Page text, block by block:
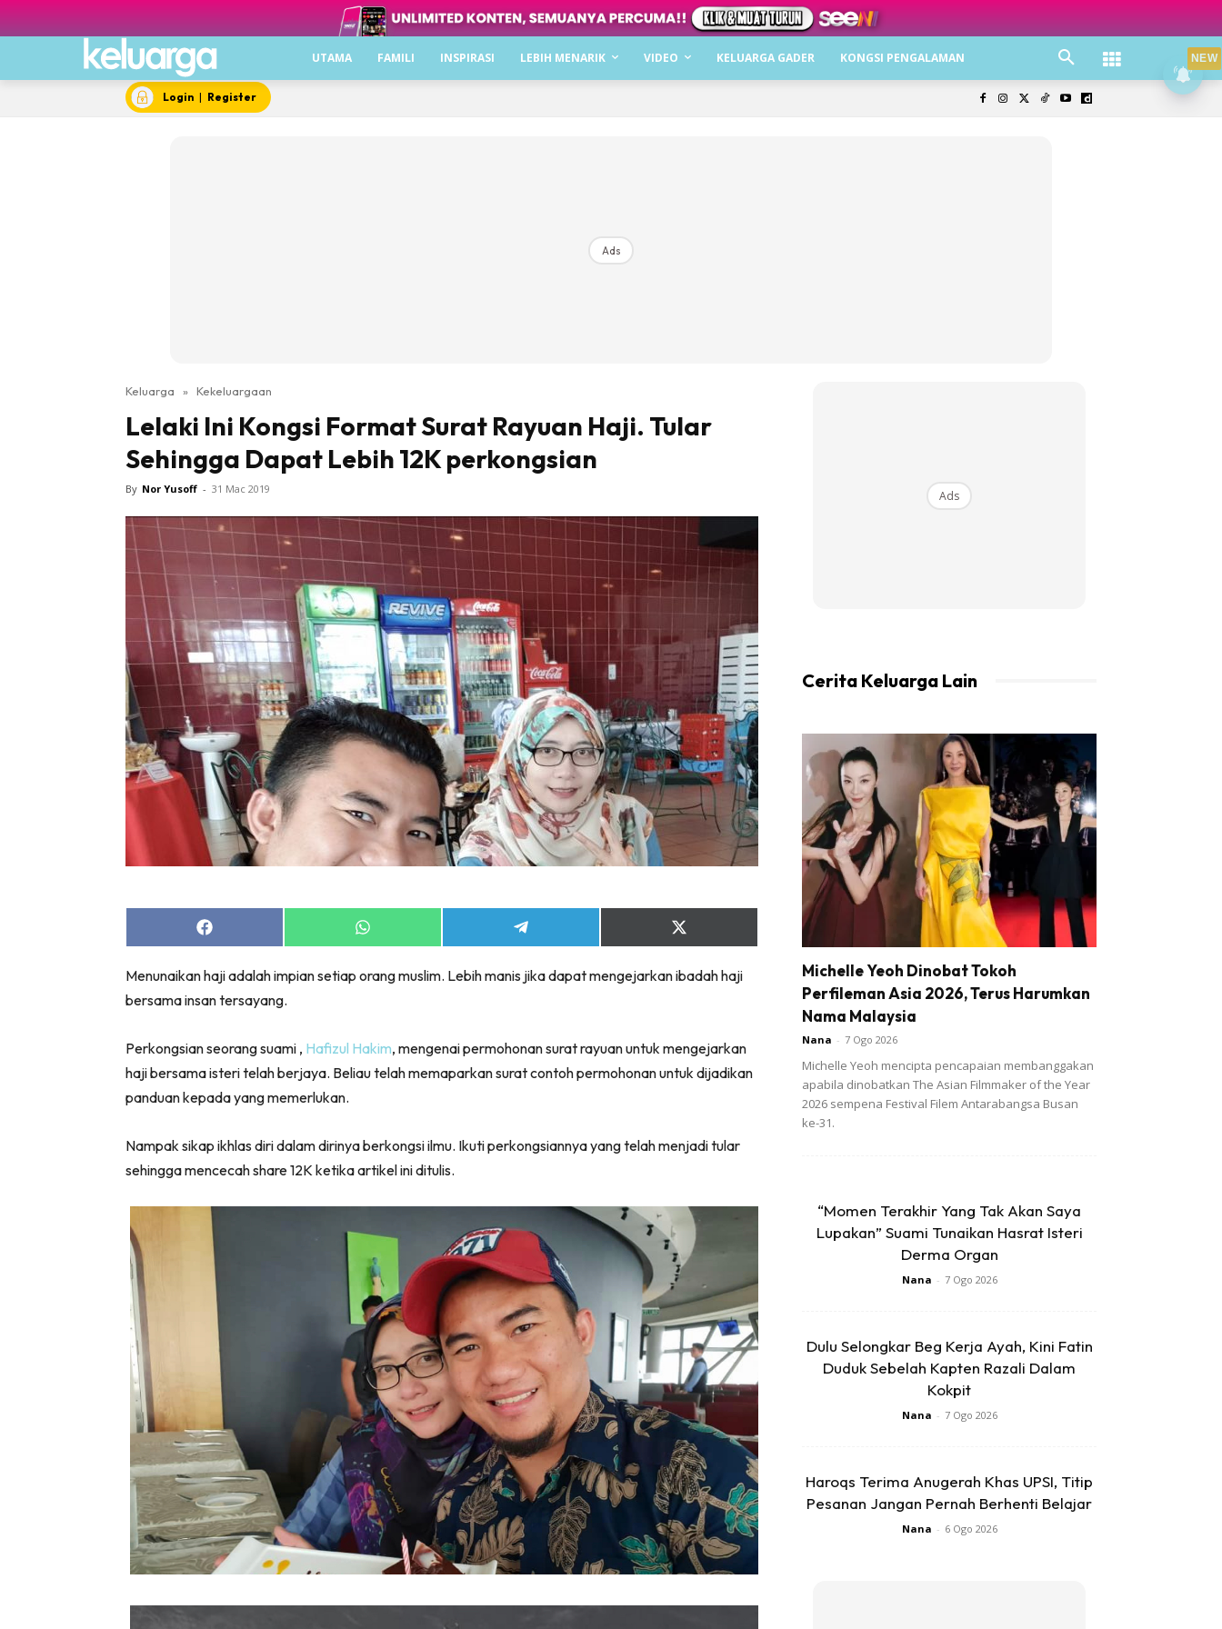
UTAMA FAMILI INSPIRASI LEBIH MENARIK VIDEO KELUARGA GADER KONGSI PENGALAMAN
Login | Register
Ads
Keluarga » Kekeluargaan
Lelaki Ini Kongsi Format Surat Rayuan Haji. Tular
Sehingga Dapat Lebih 12K perkongsian
By Nor Yusoff - 31 Mac 2019
Share
on
Share
on
Share
on
Share
on
(Twitter)
Menunaikan haji adalah impian setiap orang muslim. Lebih manis jika dapat mengejarkan ibadah haji
bersama insan tersayang.
Perkongsian seorang suami , Hafizul Hakim, mengenai permohonan surat rayuan untuk mengejarkan
haji bersama isteri telah berjaya. Beliau telah memaparkan surat contoh permohonan untuk dijadikan
panduan kepada yang memerlukan.
Nampak sikap ikhlas diri dalam dirinya berkongsi ilmu. Ikuti perkongsiannya yang telah menjadi tular
sehingga mencecah share 12K ketika artikel ini ditulis.
Ads
Cerita Keluarga Lain
Michelle Yeoh Dinobat Tokoh
Perfileman Asia 2026, Terus Harumkan
Nama Malaysia
Nana - 7 Ogo 2026
Michelle Yeoh mencipta pencapaian membanggakan
apabila dinobatkan The Asian Filmmaker of the Year
2026 sempena Festival Filem Antarabangsa Busan
ke-31.
“Momen Terakhir Yang Tak Akan Saya
Lupakan” Suami Tunaikan Hasrat Isteri
Derma Organ
Nana - 7 Ogo 2026
Dulu Selongkar Beg Kerja Ayah, Kini Fatin
Duduk Sebelah Kapten Razali Dalam
Kokpit
Nana - 7 Ogo 2026
Haroqs Terima Anugerah Khas UPSI, Titip
Pesanan Jangan Pernah Berhenti Belajar
Nana - 6 Ogo 2026
NEW